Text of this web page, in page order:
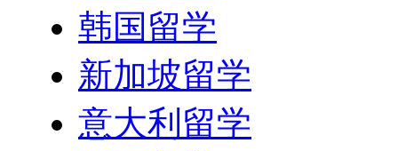
韩国留学
新加坡留学
意大利留学